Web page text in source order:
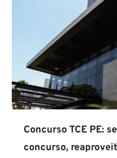
Concurso TCE PE:
concurso,